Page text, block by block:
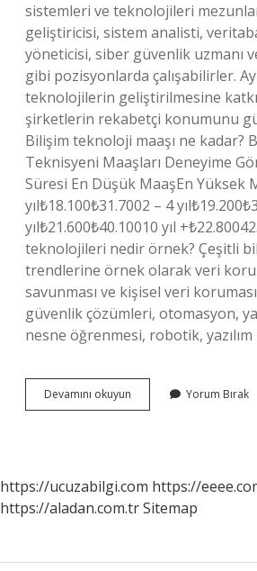
sistemleri ve teknolojileri
geliştiricisi, sistem analisti,
yöneticisi, siber güvenlik uzmanı
gibi pozisyonlarda çalışabilirler.
teknolojilerin geliştirilmesine
şirketlerin rekabetçi konumunu
Bilişim teknoloji maaşı ne kadar?
Teknisyeni Maaşları Deneyime
Süresi En Düşük MaaşEn Yüksek
yıl₺18.100₺31.7002 – 4
yıl₺21.600₺40.10010 yıl
teknolojileri nedir örnek? Çeşitli
trendlerine örnek olarak veri
savunması ve kişisel veri
güvenlik çözümleri, otomasyon,
nesne öğrenmesi, robotik,
Devamını okuyun
Teknolojileri
Yorum Bırak
https://ucuzabilgi.com https://
https://aladan.com.trSitemap